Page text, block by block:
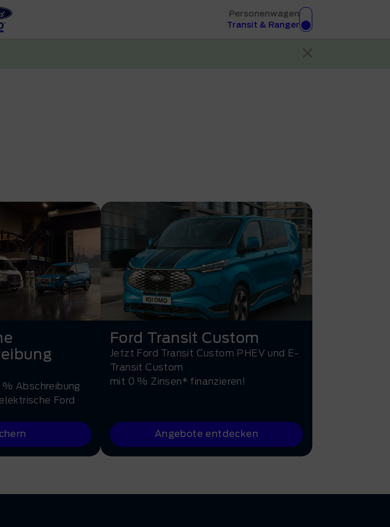
Personenwagen
Transit & Ranger
Abschreibung
Ford
Ford Transit Custom
Jetzt Ford Transit Custom PHEV und E-
Transit Custom
mit 0 % Zinsen* finanzieren!
Angebote entdecken